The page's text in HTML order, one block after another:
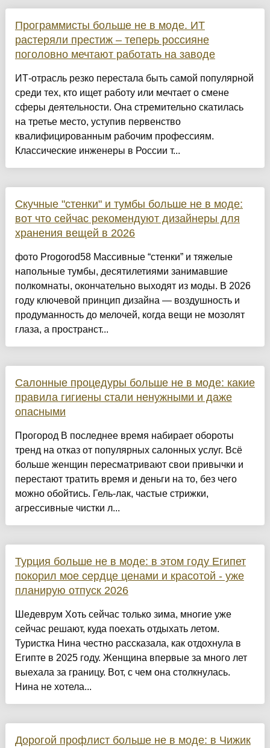
Программисты больше не в моде. ИТ
растеряли престиж – теперь россияне
поголовно мечтают работать на заводе
ИТ-отрасль резко перестала быть самой популярной
среди тех, кто ищет работу или мечтает о смене
сферы деятельности. Она стремительно скатилась
на третье место, уступив первенство
квалифицированным рабочим профессиям.
Классические инженеры в России т...
Скучные "стенки" и тумбы больше не в моде:
вот что сейчас рекомендуют дизайнеры для
хранения вещей в 2026
фото Progorod58 Массивные “стенки” и тяжелые
напольные тумбы, десятилетиями занимавшие
полкомнаты, окончательно выходят из моды. В 2026
году ключевой принцип дизайна — воздушность и
продуманность до мелочей, когда вещи не мозолят
глаза, а пространст...
Салонные процедуры больше не в моде: какие
правила гигиены стали ненужными и даже
опасными
Прогород В последнее время набирает обороты
тренд на отказ от популярных салонных услуг. Всё
больше женщин пересматривают свои привычки и
перестают тратить время и деньги на то, без чего
можно обойтись. Гель-лак, частые стрижки,
агрессивные чистки л...
Турция больше не в моде: в этом году Египет
покорил мое сердце ценами и красотой - уже
планирую отпуск 2026
Шедеврум Хоть сейчас только зима, многие уже
сейчас решают, куда поехать отдыхать летом.
Туристка Нина честно рассказала, как отдохнула в
Египте в 2025 году. Женщина впервые за много лет
выехала за границу. Вот, с чем она столкнулась.
Нина не хотела...
Дорогой профлист больше не в моде: в Чижик